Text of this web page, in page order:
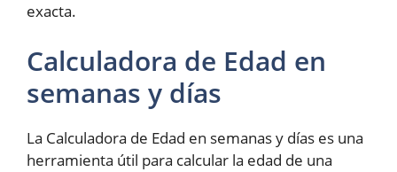
exacta.
Calculadora de Edad en
semanas y días
La Calculadora de Edad en semanas y días es una
herramienta útil para calcular la edad de una